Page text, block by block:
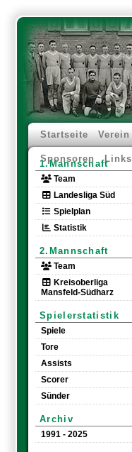
Startseite Verein
Sponsoren Links
1.Mannschaft
Team
Landesliga Süd
Spielplan
Statistik
2.Mannschaft
Team
Kreisoberliga
Mansfeld-Südharz
Spielerstatistik
Spiele
Tore
Assists
Scorer
Sünder
Archiv
1991 - 2025